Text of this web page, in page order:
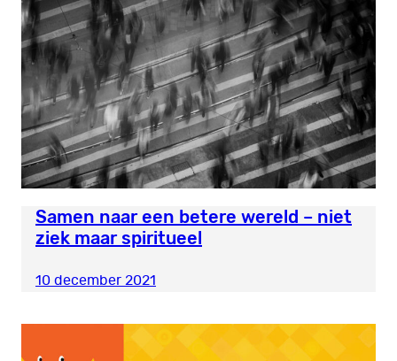
Samen naar een betere wereld – niet
ziek maar spiritueel
10 december 2021